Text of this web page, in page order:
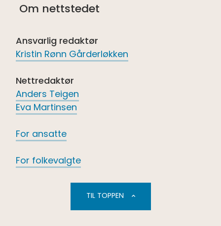
FacebookyoutubeSpotify
Om nettstedet
Ansvarlig redaktør
Kristin Rønn Gårderløkken
Nettredaktør
Anders Teigen
Eva Martinsen
For ansatte
For folkevalgte
TIL TOPPEN